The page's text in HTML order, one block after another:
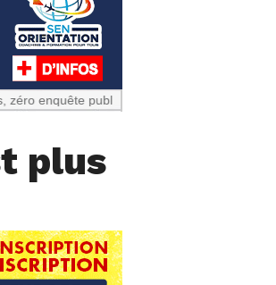
publique : Un échec prévisible
plus